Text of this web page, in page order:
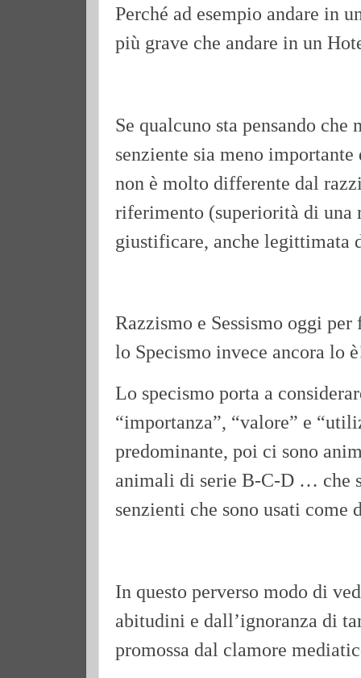
Perché ad esempio andare in
più grave che andare in un
Se qualcuno sta pensando
senziente sia meno
non è molto differente dal
riferimento (superiorità di una
giustificare, anche legittimata
Razzismo e Sessismo oggi
lo Specismo invece ancora lo
Lo specismo porta a
“importanza”, “valore” e
predominante, poi ci sono
animali di serie B-C-D … che
senzienti che sono usati come
In questo perverso modo di
abitudini e dall’ignoranza di
promossa dal clamore